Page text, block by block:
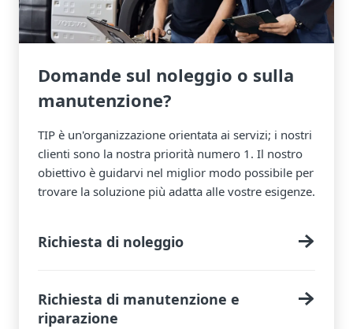
Domande sul noleggio o sulla
manutenzione?
TIP è un'organizzazione orientata ai servizi; i nostri
clienti sono la nostra priorità numero 1. Il nostro
obiettivo è guidarvi nel miglior modo possibile per
trovare la soluzione più adatta alle vostre esigenze.
Richiesta di noleggio
Richiesta di manutenzione e
riparazione